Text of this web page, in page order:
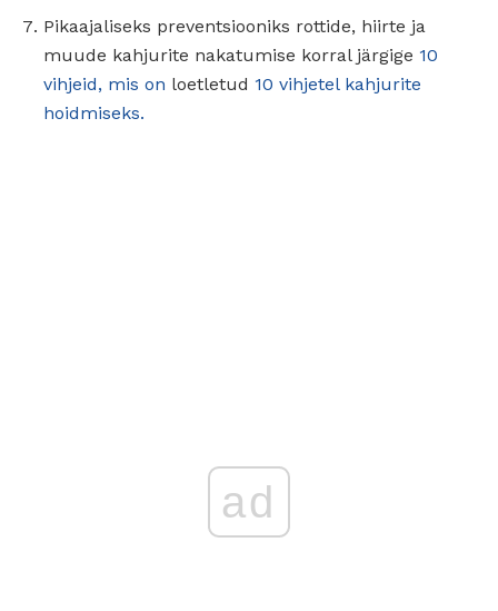
Pikaajaliseks preventsiooniks rottide, hiirte ja
muude kahjurite nakatumise korral järgige 10
vihjeid, mis on loetletud 10 vihjetel kahjurite
hoidmiseks.
ad